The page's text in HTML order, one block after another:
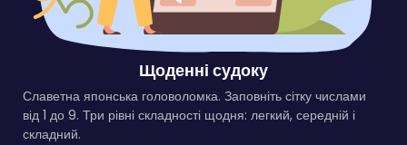
Щоденні судоку
Славетна японська головоломка. Заповніть сітку числами
від 1 до 9. Три рівні складності щодня: легкий, середній і
складний.